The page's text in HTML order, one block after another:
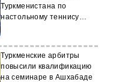
Туркменистана по
настольному теннису
Туркменские арбитры
повысили квалификацию
на семинаре в Ашхабаде